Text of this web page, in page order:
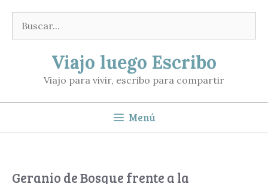
contenido
Buscar:
Viajo luego Escribo
Viajo para vivir, escribo para compartir
Menú
Geranio de Bosque frente a la